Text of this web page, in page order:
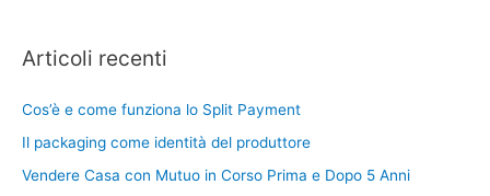
Articoli recenti
Cos’è e come funziona lo Split Payment
Il packaging come identità del produttore
Vendere Casa con Mutuo in Corso Prima e Dopo 5 Anni